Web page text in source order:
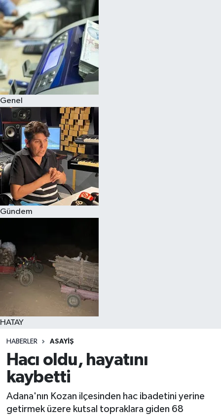
Genel
Gündem
HATAY
HABERLER ASAYIŞ
Hacı oldu, hayatını
kaybetti
Adana'nın Kozan ilçesinden hac ibadetini yerine
getirmek üzere kutsal topraklara giden 68
Spor
Teknoloji
Yaşam